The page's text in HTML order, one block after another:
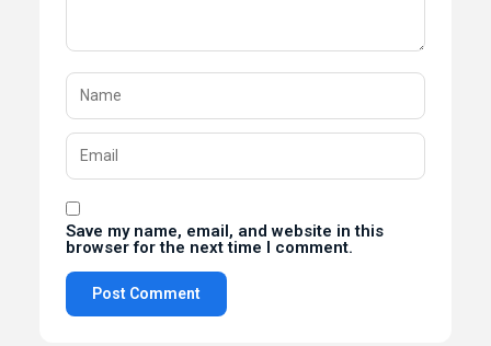
Save my name, email, and website in this
browser for the next time I comment.